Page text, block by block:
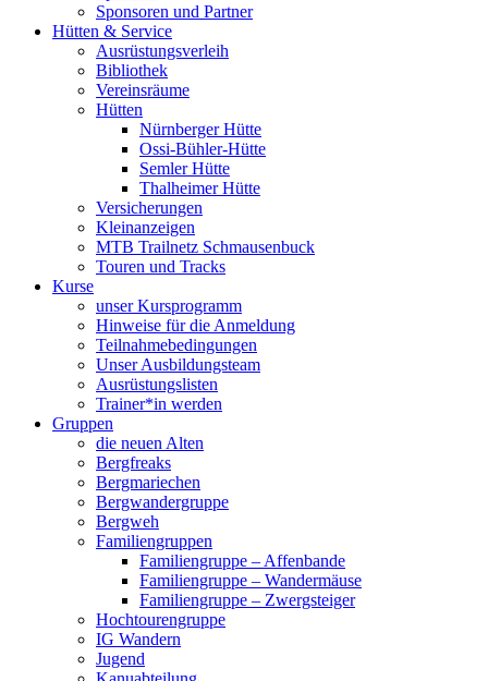
Sponsoren und Partner
Hütten & Service
Ausrüstungsverleih
Bibliothek
Vereinsräume
Hütten
Nürnberger Hütte
Ossi-Bühler-Hütte
Semler Hütte
Thalheimer Hütte
Versicherungen
Kleinanzeigen
MTB Trailnetz Schmausenbuck
Touren und Tracks
Kurse
unser Kursprogramm
Hinweise für die Anmeldung
Teilnahmebedingungen
Unser Ausbildungsteam
Ausrüstungslisten
Trainer*in werden
Gruppen
die neuen Alten
Bergfreaks
Bergmariechen
Bergwandergruppe
Bergweh
Familiengruppen
Familiengruppe – Affenbande
Familiengruppe – Wandermäuse
Familiengruppe – Zwergsteiger
Hochtourengruppe
IG Wandern
Jugend